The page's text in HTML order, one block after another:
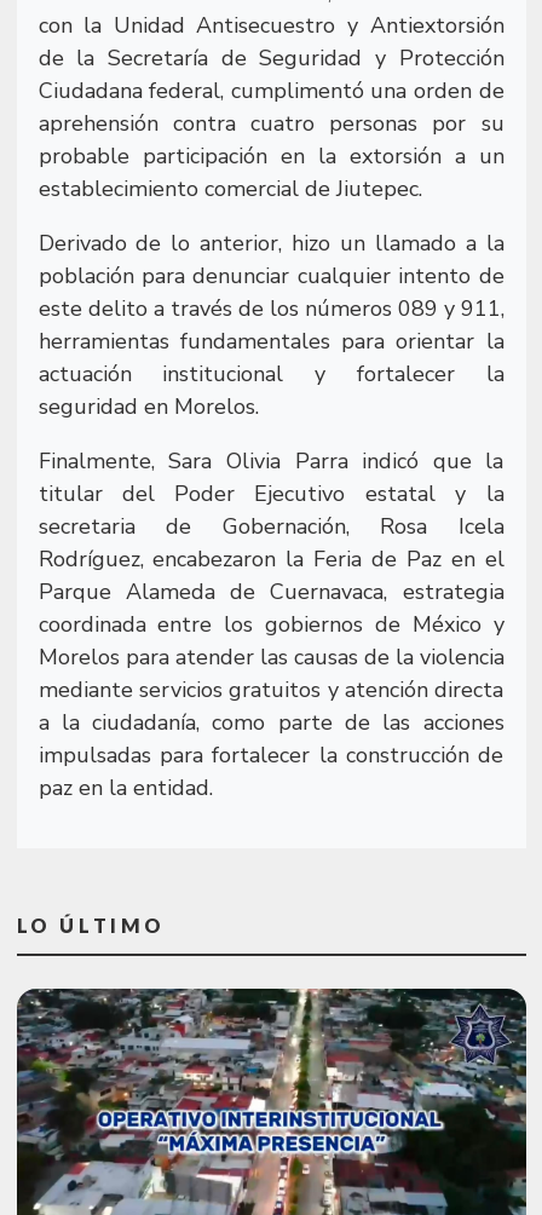
con la Unidad Antisecuestro y Antiextorsión
de la Secretaría de Seguridad y Protección
Ciudadana federal, cumplimentó una orden de
aprehensión contra cuatro personas por su
probable participación en la extorsión a un
establecimiento comercial de Jiutepec.
Derivado de lo anterior, hizo un llamado a la
población para denunciar cualquier intento de
este delito a través de los números 089 y 911,
herramientas fundamentales para orientar la
actuación institucional y fortalecer la
seguridad en Morelos.
Finalmente, Sara Olivia Parra indicó que la
titular del Poder Ejecutivo estatal y la
secretaria de Gobernación, Rosa Icela
Rodríguez, encabezaron la Feria de Paz en el
Parque Alameda de Cuernavaca, estrategia
coordinada entre los gobiernos de México y
Morelos para atender las causas de la violencia
mediante servicios gratuitos y atención directa
a la ciudadanía, como parte de las acciones
impulsadas para fortalecer la construcción de
paz en la entidad.
LO ÚLTIMO